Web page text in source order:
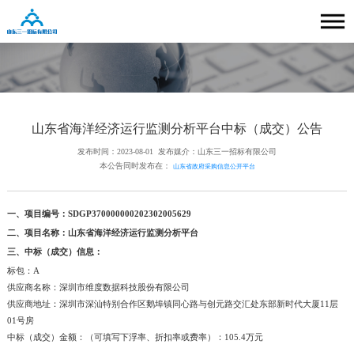
山东省海洋经济运行监测分析平台中标（成交）公告
发布时间：2023-08-01
发布媒介：山东三一招标有限公司
本公告同时发布在：
山东省政府采购信息公开平台
一、项目编号：SDGP370000000202302005629
二、项目名称：山东省海洋经济运行监测分析平台
三、中标（成交）信息：
标包：A
供应商名称：深圳市维度数据科技股份有限公司
供应商地址：深圳市深汕特别合作区鹅埠镇同心路与创元路交汇处东部新时代大厦11层
01号房
中标（成交）金额：（可填写下浮率、折扣率或费率）：105.4万元